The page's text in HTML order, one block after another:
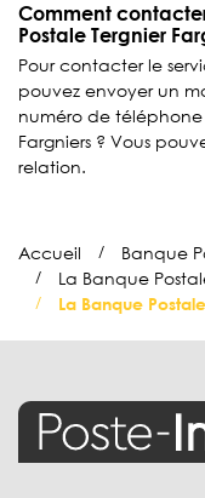
Comment
Postale Tergnier
Pour contacter le
pouvez envoyer un
numéro de téléphone
Fargniers ? Vous
relation.
Accueil Banque
La Banque
La Banque